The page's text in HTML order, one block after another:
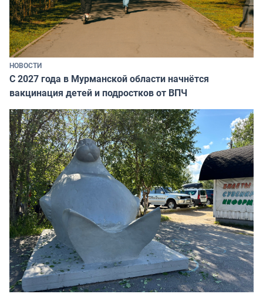
НОВОСТИ
С 2027 года в Мурманской области начнётся
вакцинация детей и подростков от ВПЧ